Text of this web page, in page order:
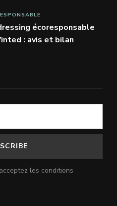
écoresponsable
: avis et bilan
les conditions